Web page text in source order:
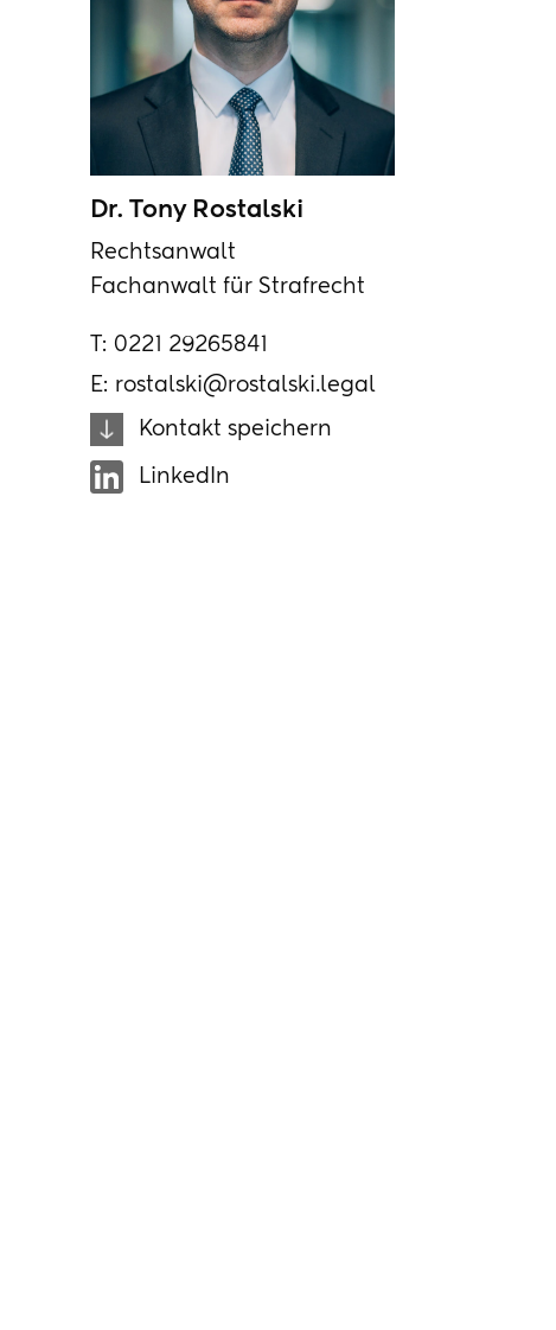
Dr. Tony Rostalski
Rechtsanwalt
Fachanwalt für Strafrecht
T: 0221 29265841
E: rostalski@rostalski.legal
Kontakt speichern
LinkedIn